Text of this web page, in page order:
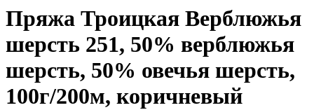
Пряжа Троицкая Верблюжья
шерсть 251, 50% верблюжья
шерсть, 50% овечья шерсть,
100г/200м, коричневый